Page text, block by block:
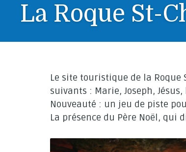
La Roque St-
La Roque St-
Le site touristique de la Roque
suivants : Marie, Joseph,
Nouveauté : un jeu de piste
La présence du Père Noël, qui